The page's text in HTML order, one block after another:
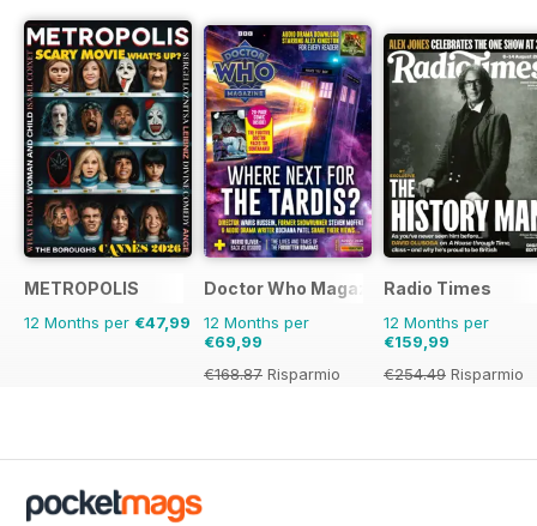
METROPOLIS
12 Months per €47,99
Doctor Who Magazine
12 Months per
€69,99
€168.87 Risparmio
Radio Times
12 Months per
€159,99
€254.49 Risparmio